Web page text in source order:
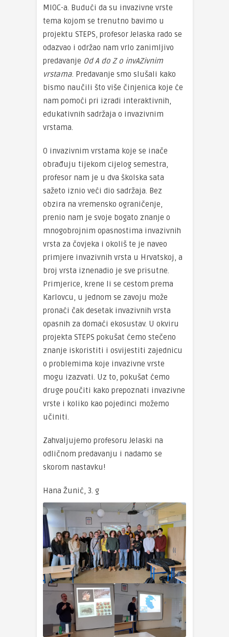
MIOC-a. Budući da su invazivne vrste
tema kojom se trenutno bavimo u
projektu STEPS, profesor Jelaska rado se
odazvao i održao nam vrlo zanimljivo
predavanje Od A do Z o invAZivnim
vrstama. Predavanje smo slušali kako
bismo naučili što više činjenica koje će
nam pomoći pri izradi interaktivnih,
edukativnih sadržaja o invazivnim
vrstama.
O invazivnim vrstama koje se inače
obrađuju tijekom cijelog semestra,
profesor nam je u dva školska sata
sažeto iznio veći dio sadržaja. Bez
obzira na vremensko ograničenje,
prenio nam je svoje bogato znanje o
mnogobrojnim opasnostima invazivnih
vrsta za čovjeka i okoliš te je naveo
primjere invazivnih vrsta u Hrvatskoj, a
broj vrsta iznenadio je sve prisutne.
Primjerice, krene li se cestom prema
Karlovcu, u jednom se zavoju može
pronaći čak desetak invazivnih vrsta
opasnih za domaći ekosustav. U okviru
projekta STEPS pokušat ćemo stečeno
znanje iskoristiti i osvijestiti zajednicu
o problemima koje invazivne vrste
mogu izazvati. Uz to, pokušat ćemo
druge poučiti kako prepoznati invazivne
vrste i koliko kao pojedinci možemo
učiniti.
Zahvaljujemo profesoru Jelaski na
odličnom predavanju i nadamo se
skorom nastavku!
Hana Žunić, 3. g